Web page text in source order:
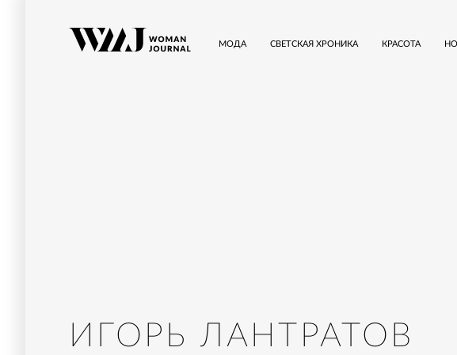
МОДА СВЕТСКАЯ ХРОНИКА КРАСОТА
ИГОРЬ ЛАНТРАТОВ